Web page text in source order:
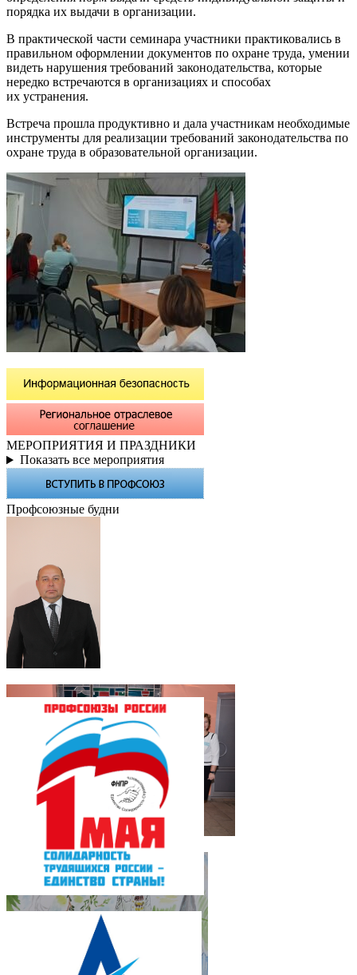
порядка их выдачи в организации.
В практической части семинара участники практиковались в
правильном оформлении документов по охране труда, умении
видеть нарушения требований законодательства, которые
нередко встречаются в организациях и способах
их устранения.
Встреча прошла продуктивно и дала участникам необходимые
инструменты для реализации требований законодательства по
охране труда в образовательной организации.
МЕРОПРИЯТИЯ И ПРАЗДНИКИ
Показать все мероприятия
Профсоюзные будни